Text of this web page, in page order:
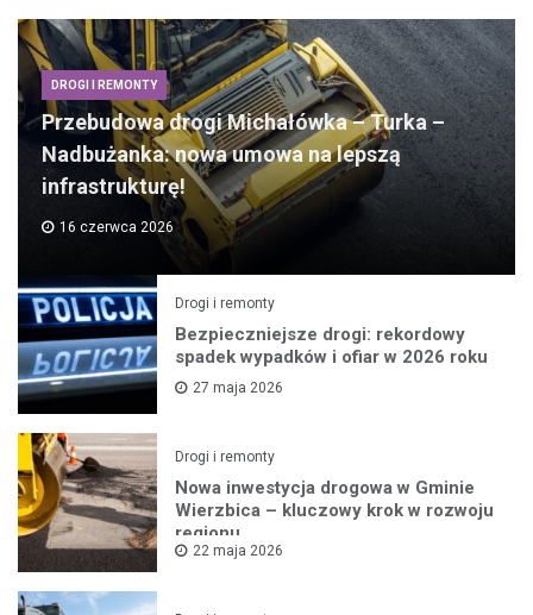
DROGI I REMONTY
Przebudowa drogi Michałówka – Turka –
Nadbużanka: nowa umowa na lepszą
infrastrukturę!
16 czerwca 2026
Drogi i remonty
Bezpieczniejsze drogi: rekordowy
spadek wypadków i ofiar w 2026 roku
27 maja 2026
Drogi i remonty
Nowa inwestycja drogowa w Gminie
Wierzbica – kluczowy krok w rozwoju
regionu
22 maja 2026